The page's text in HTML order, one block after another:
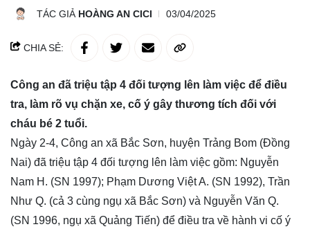
TÁC GIẢ HOÀNG AN CICI 03/04/2025
CHIA SẺ:
Công an đã triệu tập 4 đối tượng lên làm việc để điều
tra, làm rõ vụ chặn xe, cố ý gây thương tích đối với
cháu bé 2 tuổi.
Ngày 2-4, Công an xã Bắc Sơn, huyện Trảng Bom (Đồng
Nai) đã triệu tập 4 đối tượng lên làm việc gồm: Nguyễn
Nam H. (SN 1997); Phạm Dương Việt A. (SN 1992), Trần
Như Q. (cả 3 cùng ngụ xã Bắc Sơn) và Nguyễn Văn Q.
(SN 1996, ngụ xã Quảng Tiến) để điều tra về hành vi cố ý